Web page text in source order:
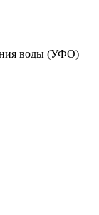
воды (УФО)